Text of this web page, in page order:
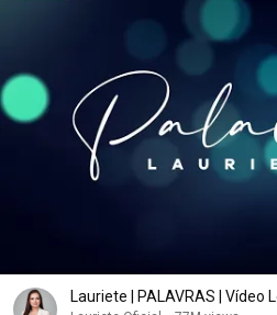
Lauriete | PALAVRAS | Vídeo